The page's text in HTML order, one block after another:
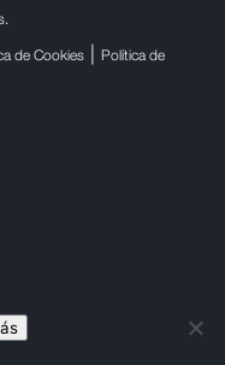
de Cookies|
Política de